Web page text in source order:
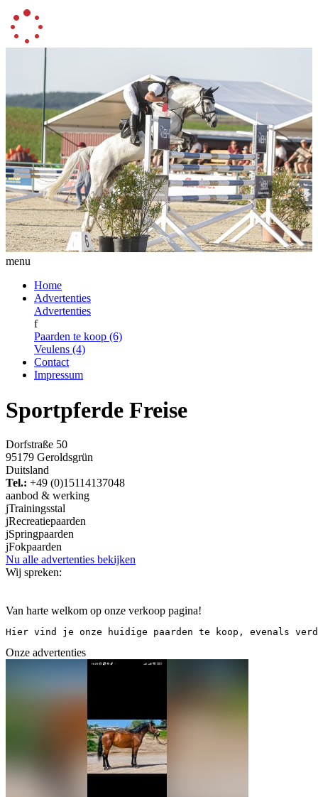
menu
Home
Advertenties
Advertenties
f
Paarden te koop (6)
Veulens (4)
Contact
Impressum
Sportpferde Freise
Dorfstraße 50
95179 Geroldsgrün
Duitsland
Tel.: +49 (0)15114137048
aanbod & werking
jTrainingsstal
jRecreatiepaarden
jSpringpaarden
jFokpaarden
Nu alle advertenties bekijken
Wij spreken:
Van harte welkom op onze verkoop pagina!
Hier vind je onze huidige paarden te koop, evenals
Onze advertenties